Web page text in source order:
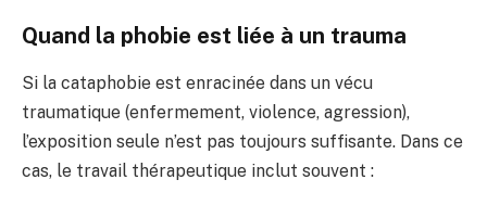
Quand la phobie est liée à un trauma
Si la cataphobie est enracinée dans un vécu
traumatique (enfermement, violence, agression),
l’exposition seule n’est pas toujours suffisante. Dans ce
cas, le travail thérapeutique inclut souvent :